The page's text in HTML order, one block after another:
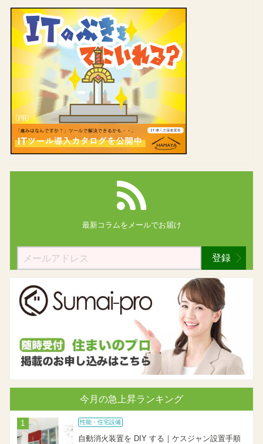
最新コラムを メールでお届け
登録
今月の急上昇ランキング
性能・住宅設備
自動消火装置を DIY する｜ケスジャン設置手順